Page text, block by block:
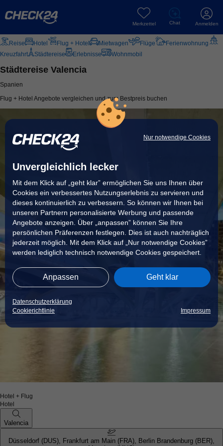
Nur notwendige Cookies
Unvergleichlich lecker
Mit dem Klick auf „geht klar” ermöglichen Sie uns Ihnen über
Cookies ein verbessertes Nutzungserlebnis zu servieren und
dieses kontinuierlich zu verbessern. So können wir Ihnen bei
unseren Partnern personalisierte Werbung und passende
Angebote anzeigen. Über „anpassen” können Sie Ihre
persönlichen Präferenzen festlegen. Dies ist auch nachträglich
jederzeit möglich. Mit dem Klick auf „Nur notwendige Cookies”
werden lediglich technisch notwendige Cookies gespeichert.
Anpassen Geht klar
Datenschutzerklärung
Cookierichtlinie
Impressum
Anmelden
Chat
Merkzettel
Reise Hotel Flug + Hotel Mietwagen Flüge
Ferienwohnung
Kreuzfahrt
Städtereise Erlebnisse Wohnmobil
Städtereise Valencia
Spanien
Flug + Hotel Angebote vergleichen und zum Bestpreis buchen
Hotel + Flug
Hotel
Valencia
Düsseldorf (DUS), Frankfurt am Main (FRA), Berlin Brandenburg (BER),